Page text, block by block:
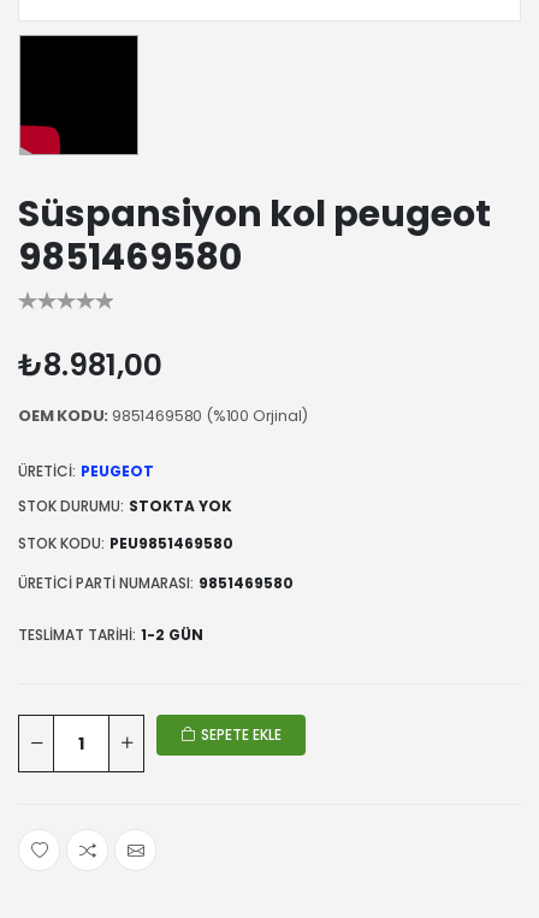
Süspansiyon kol peugeot
9851469580
₺8.981,00
OEM KODU: 9851469580 (%100 Orjinal)
ÜRETICI: PEUGEOT
STOK DURUMU: STOKTA YOK
STOK KODU: PEU9851469580
ÜRETICI PARTI NUMARASI: 9851469580
TESLIMAT TARIHI: 1-2 GÜN
SEPETE EKLE